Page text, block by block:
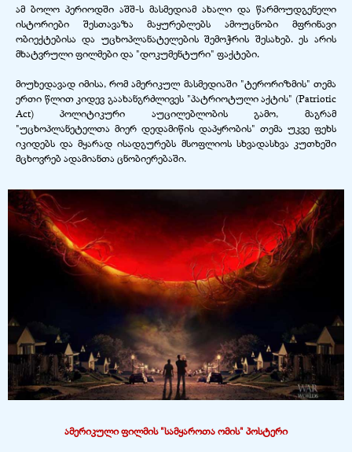
ამ ბოლო პერიოდში აშშ-ს მასმედიამ ახალი და წარმოუდგენელი
ისტორიები შესთავაზა მაყურებლებს ამოუცნობი მფრინავი
ობიექტებისა და უცხოპლანატელების შემოჭრის შესახებ. ეს არის
მხატვრული ფილმები და "დოკუმენტური" ფაქტები.
მიუხედავად იმისა, რომ ამერიკულ მასმედიაში "ტერორიზმის" თემა
ერთი წლით კიდევ გაახანგრძლივეს "პატრიოტული აქტის" (Patriotic
Act) პოლიტიკური აუცილებლობის გამო, მაგრამ
"უცხოპლანეტელთა მიერ დედამიწის დაპყრობის" თემა უკვე ფეხს
იკიდებს და მყარად ისადგურებს მსოფლიოს სხვადასხვა კუთხეში
მცხოვრებ ადამიანთა ცნობიერებაში.
ამერიკული ფილმის "სამყაროთა ომის" პოსტერი